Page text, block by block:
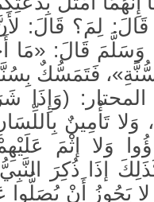
لِمَ؟ قَالَ:
قَالَ: «مَا
المحتار: (وَإِذَا
وَلا تَأْمِينٌ
وَلا إثْمَ
إذَا ذُكِرَ
يَجُوزُ أَنْ يُصَلُّوا